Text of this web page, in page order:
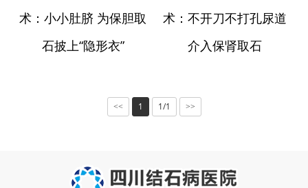
术：小小肚脐 为保胆取
石披上“隐形衣”
术：不开刀不打孔尿道
介入保肾取石
<< 1 1/1 >>